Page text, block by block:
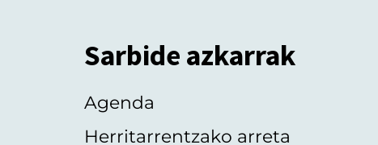
Sarbide azkarrak
Agenda
Herritarrentzako arreta